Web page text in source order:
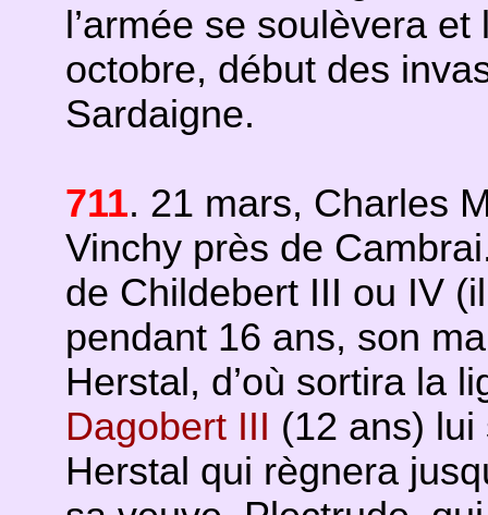
l’armée se soulèvera
octobre, début des
Sardaigne.
711. 21 mars, Charles
Vinchy près de
de Childebert III ou IV
pendant 16 ans, son
Herstal, d’où sortira la
Dagobert III (12 ans) lui
Herstal qui règnera